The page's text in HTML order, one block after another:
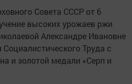
Совета СССР от 6
высоких урожаев ржи
Александре Ивановне
Социалистического Труда с
и золотой медали «Серп и